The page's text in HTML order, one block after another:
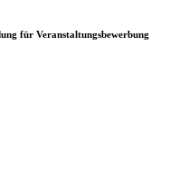
für Veranstaltungsbewerbung